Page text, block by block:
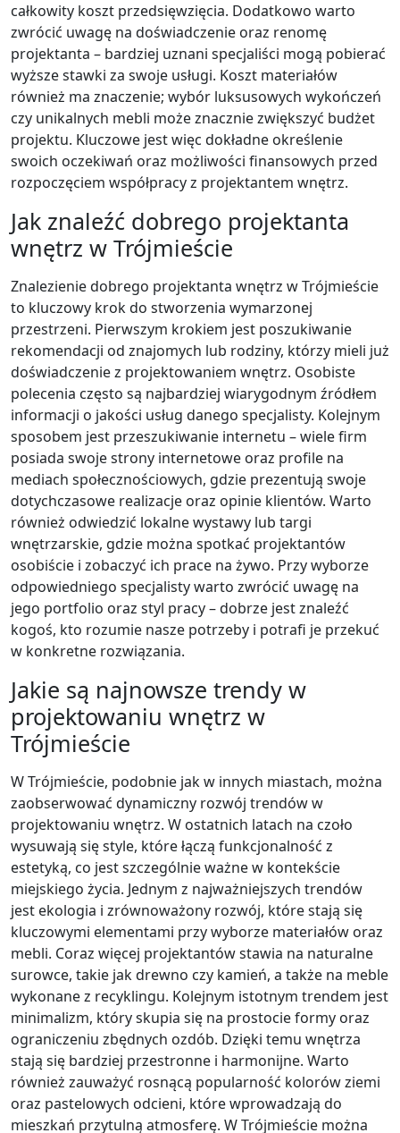
całkowity koszt przedsięwzięcia. Dodatkowo warto
zwrócić uwagę na doświadczenie oraz renomę
projektanta – bardziej uznani specjaliści mogą pobierać
wyższe stawki za swoje usługi. Koszt materiałów
również ma znaczenie; wybór luksusowych wykończeń
czy unikalnych mebli może znacznie zwiększyć budżet
projektu. Kluczowe jest więc dokładne określenie
swoich oczekiwań oraz możliwości finansowych przed
rozpoczęciem współpracy z projektantem wnętrz.
Jak znaleźć dobrego projektanta
wnętrz w Trójmieście
Znalezienie dobrego projektanta wnętrz w Trójmieście
to kluczowy krok do stworzenia wymarzonej
przestrzeni. Pierwszym krokiem jest poszukiwanie
rekomendacji od znajomych lub rodziny, którzy mieli już
doświadczenie z projektowaniem wnętrz. Osobiste
polecenia często są najbardziej wiarygodnym źródłem
informacji o jakości usług danego specjalisty. Kolejnym
sposobem jest przeszukiwanie internetu – wiele firm
posiada swoje strony internetowe oraz profile na
mediach społecznościowych, gdzie prezentują swoje
dotychczasowe realizacje oraz opinie klientów. Warto
również odwiedzić lokalne wystawy lub targi
wnętrzarskie, gdzie można spotkać projektantów
osobiście i zobaczyć ich prace na żywo. Przy wyborze
odpowiedniego specjalisty warto zwrócić uwagę na
jego portfolio oraz styl pracy – dobrze jest znaleźć
kogoś, kto rozumie nasze potrzeby i potrafi je przekuć
w konkretne rozwiązania.
Jakie są najnowsze trendy w
projektowaniu wnętrz w
Trójmieście
W Trójmieście, podobnie jak w innych miastach, można
zaobserwować dynamiczny rozwój trendów w
projektowaniu wnętrz. W ostatnich latach na czoło
wysuwają się style, które łączą funkcjonalność z
estetyką, co jest szczególnie ważne w kontekście
miejskiego życia. Jednym z najważniejszych trendów
jest ekologia i zrównoważony rozwój, które stają się
kluczowymi elementami przy wyborze materiałów oraz
mebli. Coraz więcej projektantów stawia na naturalne
surowce, takie jak drewno czy kamień, a także na meble
wykonane z recyklingu. Kolejnym istotnym trendem jest
minimalizm, który skupia się na prostocie formy oraz
ograniczeniu zbędnych ozdób. Dzięki temu wnętrza
stają się bardziej przestronne i harmonijne. Warto
również zauważyć rosnącą popularność kolorów ziemi
oraz pastelowych odcieni, które wprowadzają do
mieszkań przytulną atmosferę. W Trójmieście można